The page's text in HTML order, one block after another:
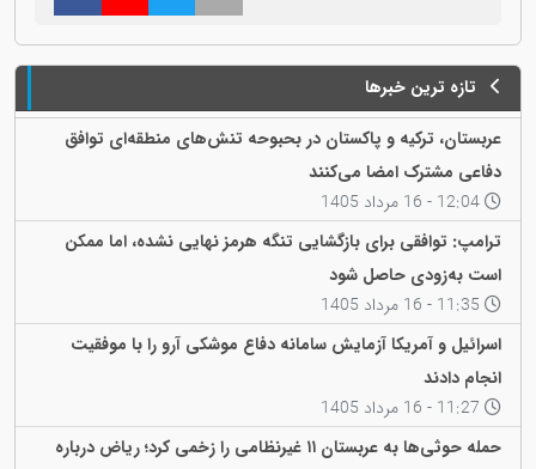
تازه ترین خبرها
عربستان، ترکیه و پاکستان در بحبوحه تنش‌های منطقه‌ای توافق
دفاعی مشترک امضا می‌کنند
ترامپ: توافقی برای بازگشایی تنگه هرمز نهایی نشده، اما ممکن
است به‌زودی حاصل شود
اسرائیل و آمریکا آزمایش سامانه دفاع موشکی آرو را با موفقیت
انجام دادند
حمله حوثی‌ها به عربستان ۱۱ غیرنظامی را زخمی کرد؛ ریاض درباره